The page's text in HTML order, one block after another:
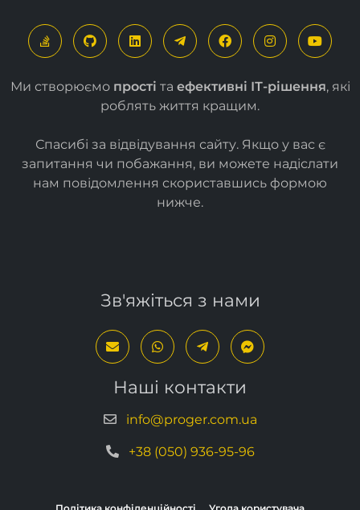
Ми створюємо прості та ефективні ІТ-рішення, які
роблять життя кращим.
Спасибі за відвідування сайту. Якщо у вас є
запитання чи побажання, ви можете надіслати
нам повідомлення скориставшись формою
нижче.
Зв'яжіться з нами
Наші контакти
info@proger.com.ua
+38 (050) 936-95-96